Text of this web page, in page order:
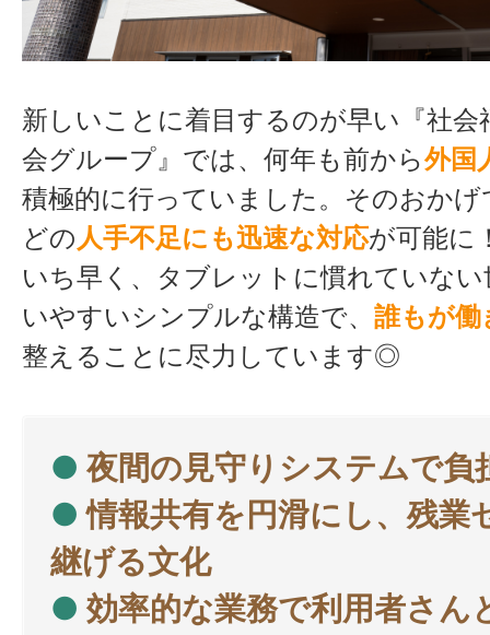
新しいことに着目するのが早い『社
会グループ』では、何年も前から外国
積極的に行っていました。そのおかげ
どの人手不足にも迅速な対応が可能に
いち早く、タブレットに慣れていな
いやすいシンプルな構造で、 誰もが働
整えることに尽力しています◎
● 夜間の見守りシステムで負
● 情報共有を円滑にし、残業
継げる文化
● 効率的な業務で利用者さん